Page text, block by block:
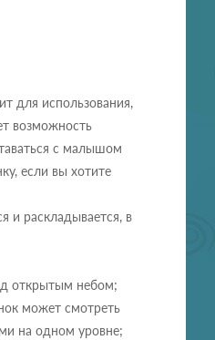
для использования,
возможность
с малышом
если вы хотите
и раскладывается, в
открытым небом;
может смотреть
на одном уровне;